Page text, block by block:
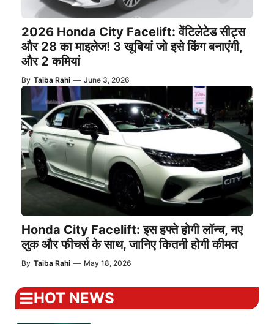
2026 Honda City Facelift: वेंटिलेटेड सीट्स
और 28 का माइलेज! 3 खूबियां जो इसे किंग बनाएंगी,
और 2 कमियां
By Taiba Rahi — June 3, 2026
Honda City Facelift: इस हफ्ते होगी लॉन्च, नए
लुक और फीचर्स के साथ, जानिए कितनी होगी कीमत
By Taiba Rahi — May 18, 2026
HOT NEWS